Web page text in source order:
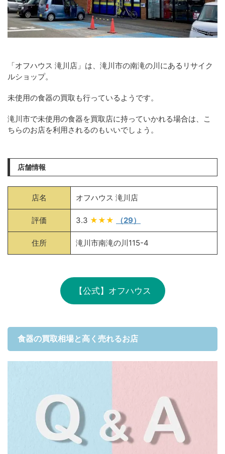
「オフハウス 滝川店」は、滝川市の南滝の川にあるリサイク
ルショップ。
未使用の食器の買取も行っているようです。
滝川市で未使用の食器を買取店に持っていかれる場合は、こ
ちらのお店を利用されるのもいいでしょう。
店舗情報
店名 オフハウス 滝川店
評価 3.3 ★★★ （29）
住所 滝川市南滝の川115-4
【公式】オフハウス
食器の買取相場と高く売れるお店